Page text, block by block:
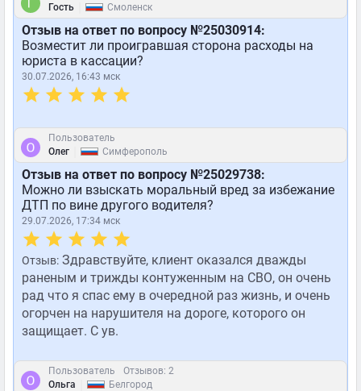
Гость
Смоленск
Отзыв на ответ по вопросу №25030914:
Возместит ли проигравшая сторона расходы на
юриста в кассации?
30.07.2026, 16:43 мск
Пользователь
Олег
Симферополь
Отзыв на ответ по вопросу №25029738:
Можно ли взыскать моральный вред за избежание
ДТП по вине другого водителя?
29.07.2026, 17:34 мск
Отзыв: Здравствуйте, клиент оказался дважды
раненым и трижды контуженным на СВО, он очень
рад что я спас ему в очередной раз жизнь, и очень
огорчен на нарушителя на дороге, которого он
защищает. С ув.
Пользователь
Отзывов: 2
Ольга
Белгород